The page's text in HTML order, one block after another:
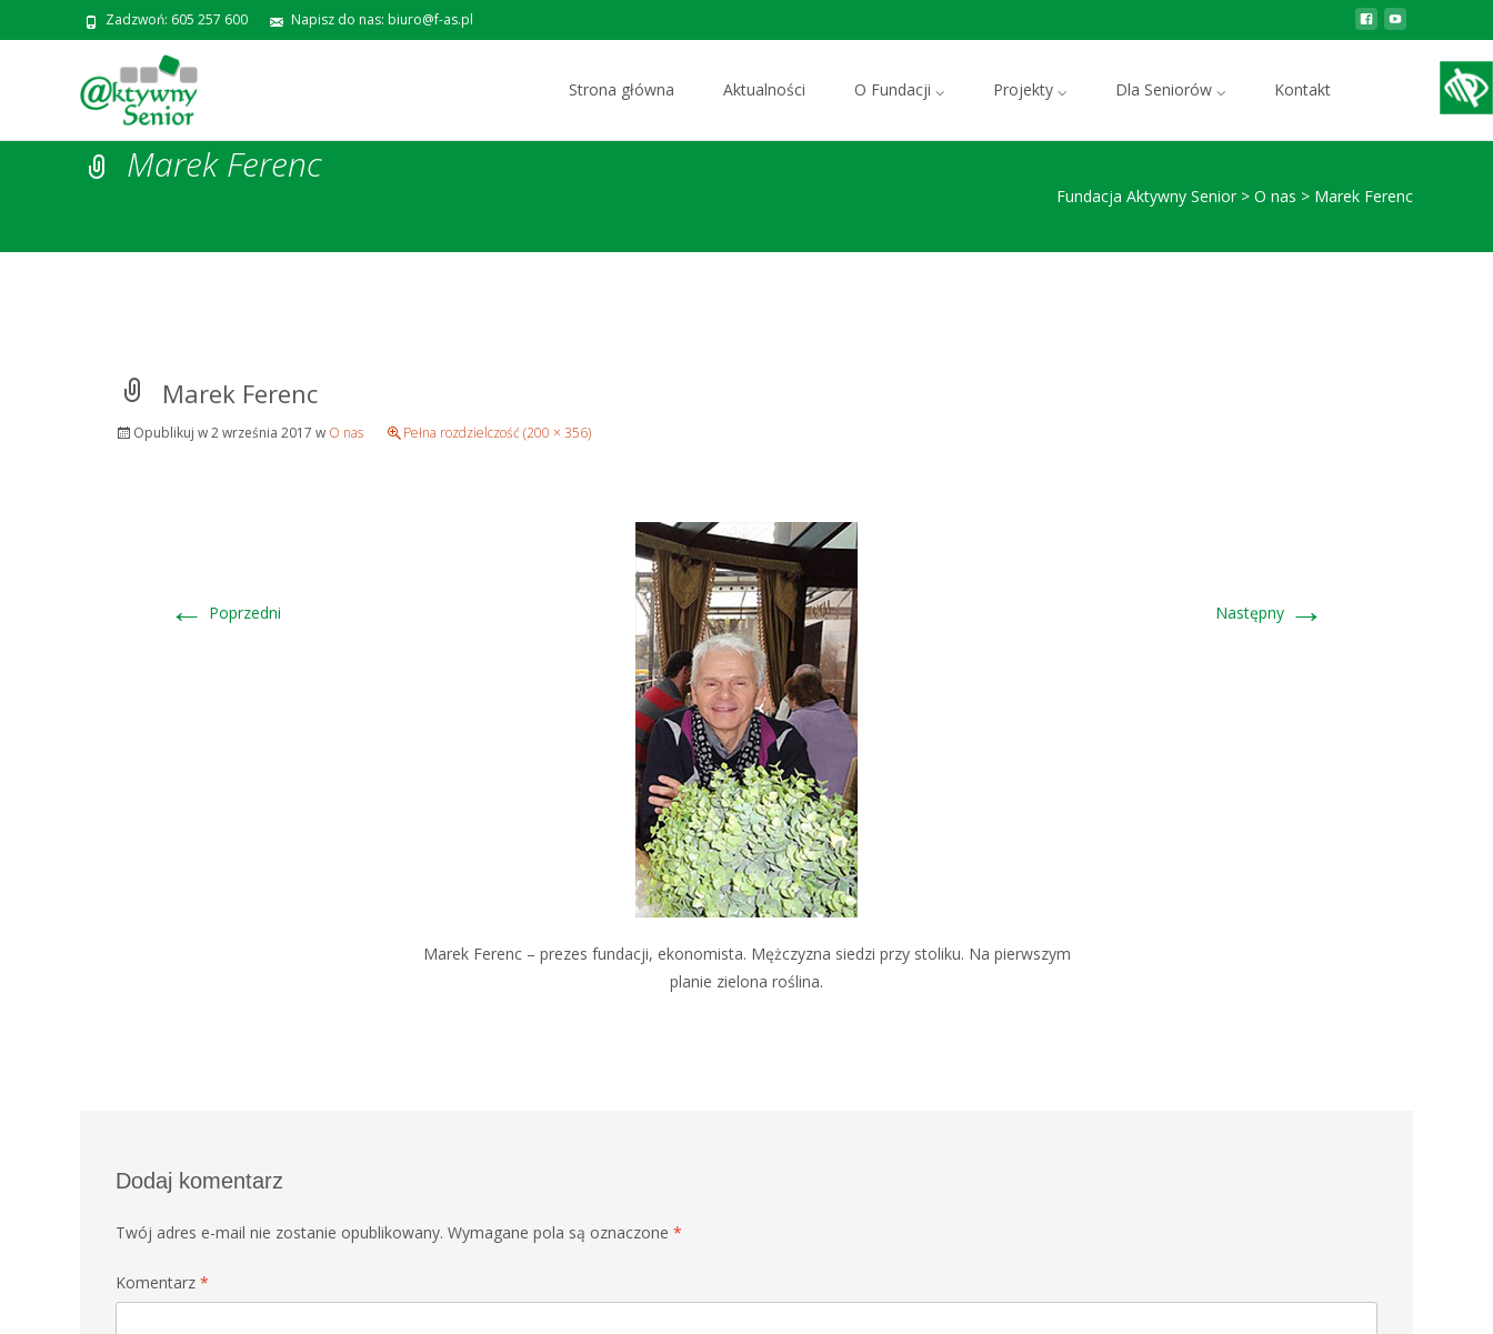
Zadzwoń: 605 257 600 Napisz do nas: biuro@f-as.pl
Strona główna
Aktualności O Fundacji ⌵ Projekty ⌵ Dla Seniorów ⌵ Kontakt
Marek Ferenc
Fundacja Aktywny Senior> O nas > Marek Ferenc
Marek Ferenc
Opublikuj w2 września 2017 w O nas Pełna rozdzielczość (200 × 356)
← Poprzedni Następny →
Marek Ferenc – prezes fundacji, ekonomista. Mężczyzna siedzi przy stoliku. Na pierwszym
planie zielona roślina.
Dodaj komentarz
Twój adres e-mail nie zostanie opublikowany. Wymagane pola są oznaczone *
Komentarz *